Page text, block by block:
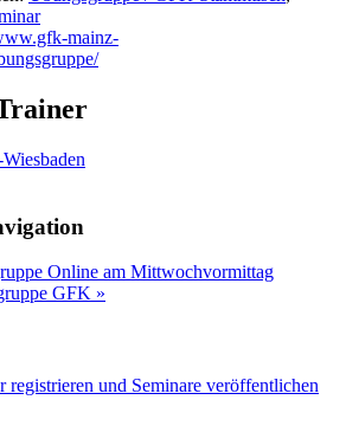
mainz-
Online am Mittwochvormittag
GFK »
registrieren und Seminare veröffentlichen